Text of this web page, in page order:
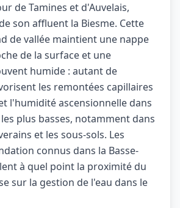
de Tamines et d'Auvelais,
son affluent la Biesme. Cette
de vallée maintient une nappe
de la surface et une
humide : autant de
les remontées capillaires
l'humidité ascensionnelle dans
plus basses, notamment dans
et les sous-sols. Les
connus dans la Basse-
à quel point la proximité du
sur la gestion de l'eau dans le